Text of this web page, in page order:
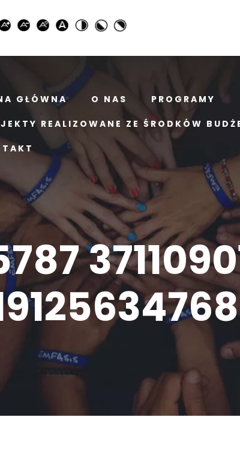
GŁÓWNA O NAS PROGRAMY
REALIZOWANE ZE ŚRODKÓW